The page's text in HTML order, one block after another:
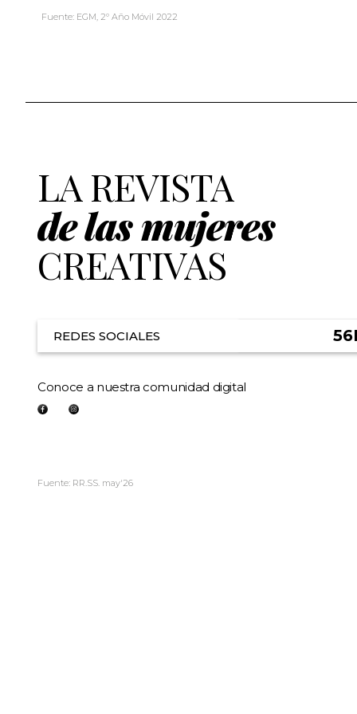
Fuente: EGM, 2º Año Móvil 2022
LA REVISTA
de las mujeres
CREATIVAS
REDES SOCIALES
Conoce a nuestra comunidad digital
Fuente: RR.SS. may'26